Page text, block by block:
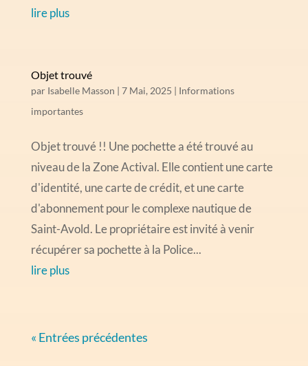
lire plus
Objet trouvé
par Isabelle Masson | 7 Mai, 2025 | Informations
importantes
Objet trouvé !! Une pochette a été trouvé au
niveau de la Zone Actival. Elle contient une carte
d'identité, une carte de crédit, et une carte
d'abonnement pour le complexe nautique de
Saint-Avold. Le propriétaire est invité à venir
récupérer sa pochette à la Police...
lire plus
« Entrées précédentes